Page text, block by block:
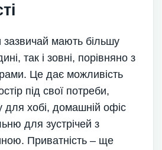
зазвичай мають більшу
так і зовні, порівняно з
Це дає можливість
під свої потреби,
для хобі, домашній офіс
для зустрічей з
Приватність – ще